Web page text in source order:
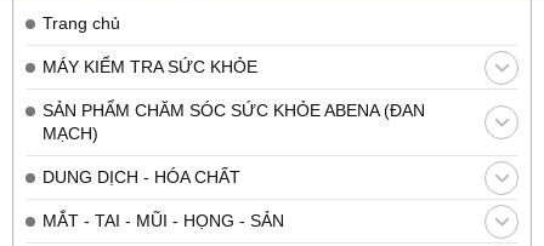
Trang chủ
MÁY KIỂM TRA SỨC KHỎE
SẢN PHẨM CHĂM SÓC SỨC KHỎE ABENA (ĐAN
MẠCH)
DUNG DỊCH - HÓA CHẤT
MẮT - TAI - MŨI - HỌNG - SẢN